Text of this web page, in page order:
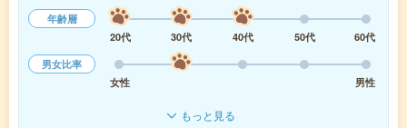
年齢層
20代
30代 40代 50代
60代
男女比率
女性
男性
もっと見る